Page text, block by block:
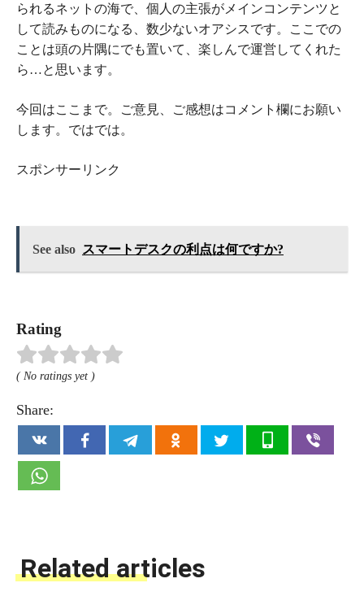
られるネットの海で、個人の主張がメインコンテンツと
して読みものになる、数少ないオアシスです。ここでの
ことは頭の片隅にでも置いて、楽しんで運営してくれた
ら…と思います。
今回はここまで。ご意見、ご感想はコメント欄にお願い
します。ではでは。
スポンサーリンク
See also スマートデスクの利点は何ですか?
Rating
( No ratings yet )
Share:
Related articles